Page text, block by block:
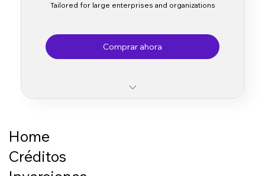
Tailored for large enterprises and organizations
Comprar ahora
Comprehensive data security and
Home
Créditos